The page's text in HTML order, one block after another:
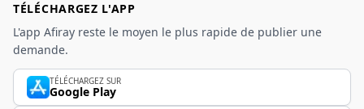
TÉLÉCHARGEZ L'APP
L'app Afiray reste le moyen le plus rapide de publier une
demande.
TÉLÉCHARGEZ SUR
Google Play